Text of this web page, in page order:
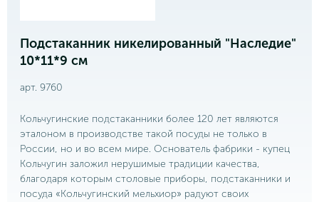
Подстаканник никелированный "Наследие"
10*11*9 см
арт. 9760
Кольчугинские подстаканники более 120 лет являются
эталоном в производстве такой посуды не только в
России, но и во всем мире. Основатель фабрики - купец
Кольчугин заложил нерушимые традиции качества,
благодаря которым столовые приборы, подстаканники и
посуда «Кольчугинский мельхиор» радуют своих